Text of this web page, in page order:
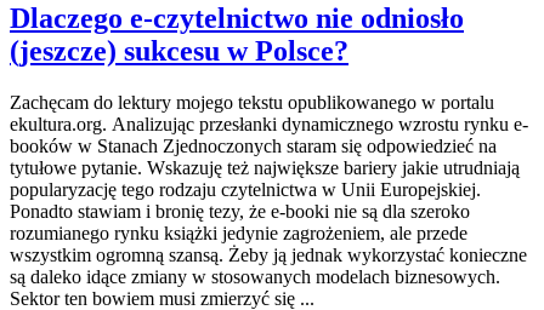
Dlaczego e-czytelnictwo nie odniosło
(jeszcze) sukcesu w Polsce?
Zachęcam do lektury mojego tekstu opublikowanego w portalu
ekultura.org. Analizując przesłanki dynamicznego wzrostu rynku e-
booków w Stanach Zjednoczonych staram się odpowiedzieć na
tytułowe pytanie. Wskazuję też największe bariery jakie utrudniają
popularyzację tego rodzaju czytelnictwa w Unii Europejskiej.
Ponadto stawiam i bronię tezy, że e-booki nie są dla szeroko
rozumianego rynku książki jedynie zagrożeniem, ale przede
wszystkim ogromną szansą. Żeby ją jednak wykorzystać konieczne
są daleko idące zmiany w stosowanych modelach biznesowych.
Sektor ten bowiem musi zmierzyć się ...